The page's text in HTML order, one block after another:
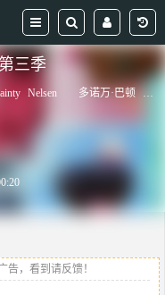
三季
Nelsen 多诺万·巴顿
告，看到请反馈！